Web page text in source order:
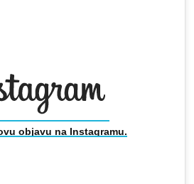
objavu na Instagramu.